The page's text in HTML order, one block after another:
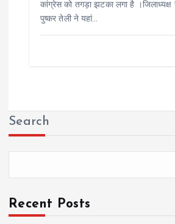
कांग्रेस को तगड़ा झटका लगा है ।जिलाध्यक्ष
पुष्कर तेली ने यहां…
Search
Recent Posts